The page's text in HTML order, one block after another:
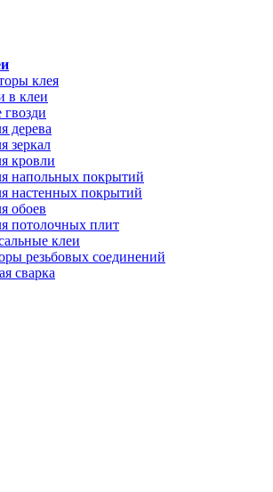
клея
в клеи
дерева
зеркал
кровли
напольных покрытий
настенных покрытий
обоев
потолочных плит
клеи
резьбовых соединений
сварка